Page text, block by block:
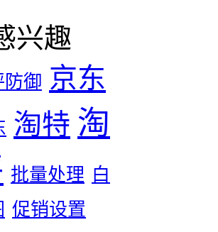
兴趣
防御 京东
淘特 淘
批量处理 白
促销设置